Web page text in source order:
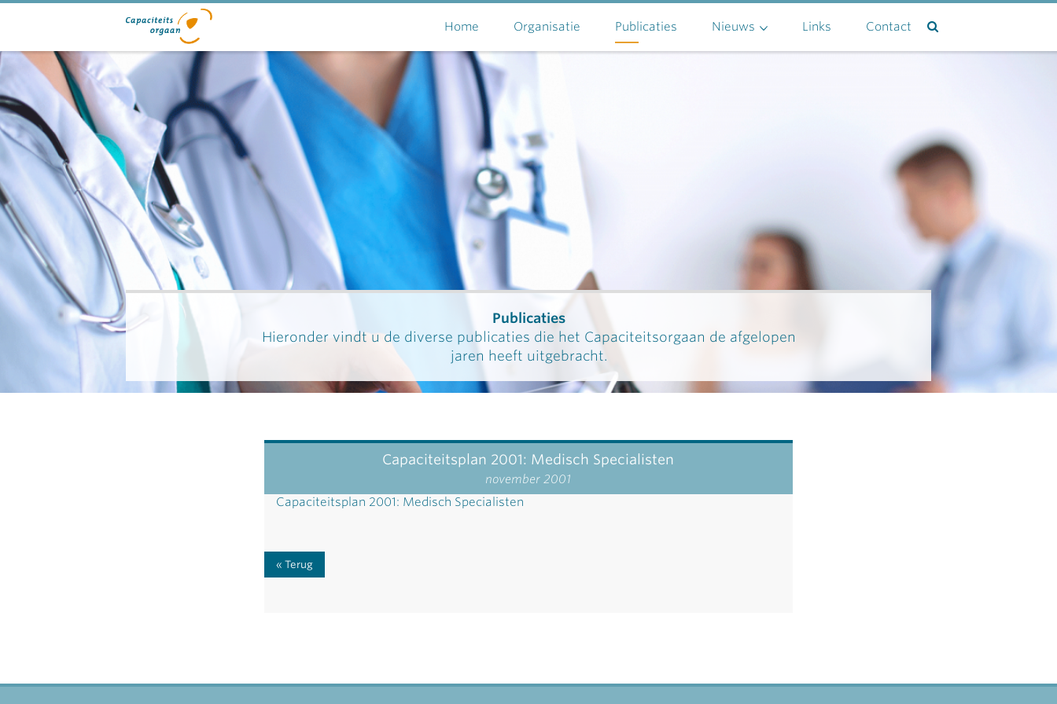
Home Organisatie Publicaties Nieuws Links Contact
Publicaties
Hieronder vindt u de diverse publicaties die het Capaciteitsorgaan de afgelopen
jaren heeft uitgebracht.
Capaciteitsplan 2001: Medisch Specialisten
november 2001
Capaciteitsplan 2001: Medisch Specialisten
Terug